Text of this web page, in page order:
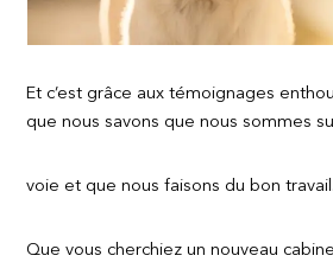
Et c’est grâce aux témoignages
que nous savons que nous sommes
voie et que nous faisons du bon travail.
Que vous cherchiez un nouveau